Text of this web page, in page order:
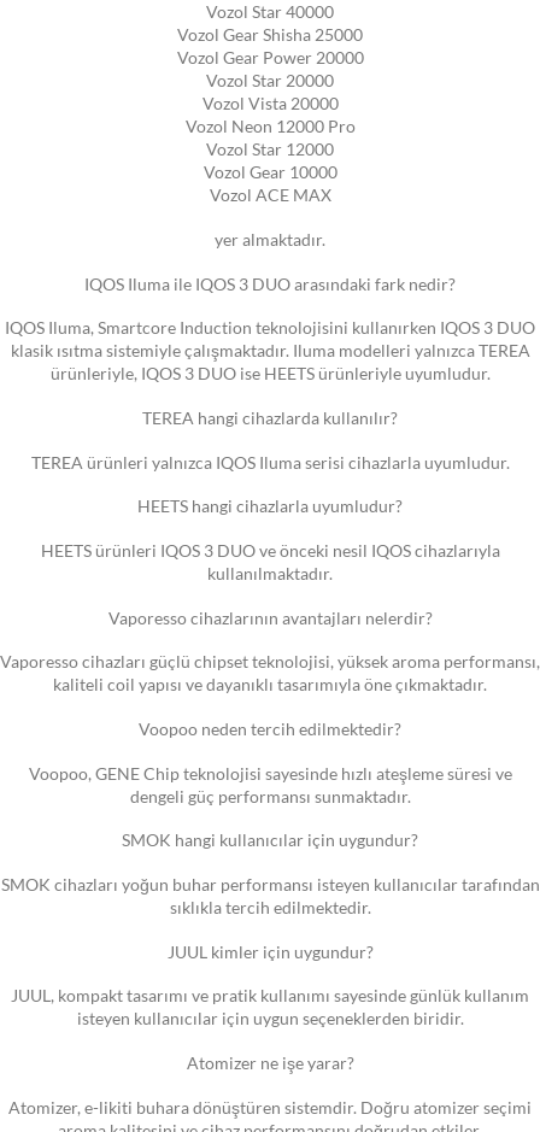
Vozol Star 40000
Vozol Gear Shisha 25000
Vozol Gear Power 20000
Vozol Star 20000
Vozol Vista 20000
Vozol Neon 12000 Pro
Vozol Star 12000
Vozol Gear 10000
Vozol ACE MAX
yer almaktadır.
IQOS Iluma ile IQOS 3 DUO arasındaki fark nedir?
IQOS Iluma, Smartcore Induction teknolojisini kullanırken IQOS 3 DUO
klasik ısıtma sistemiyle çalışmaktadır. Iluma modelleri yalnızca TEREA
ürünleriyle, IQOS 3 DUO ise HEETS ürünleriyle uyumludur.
TEREA hangi cihazlarda kullanılır?
TEREA ürünleri yalnızca IQOS Iluma serisi cihazlarla uyumludur.
HEETS hangi cihazlarla uyumludur?
HEETS ürünleri IQOS 3 DUO ve önceki nesil IQOS cihazlarıyla
kullanılmaktadır.
Vaporesso cihazlarının avantajları nelerdir?
Vaporesso cihazları güçlü chipset teknolojisi, yüksek aroma performansı,
kaliteli coil yapısı ve dayanıklı tasarımıyla öne çıkmaktadır.
Voopoo neden tercih edilmektedir?
Voopoo, GENE Chip teknolojisi sayesinde hızlı ateşleme süresi ve
dengeli güç performansı sunmaktadır.
SMOK hangi kullanıcılar için uygundur?
SMOK cihazları yoğun buhar performansı isteyen kullanıcılar tarafından
sıklıkla tercih edilmektedir.
JUUL kimler için uygundur?
JUUL, kompakt tasarımı ve pratik kullanımı sayesinde günlük kullanım
isteyen kullanıcılar için uygun seçeneklerden biridir.
Atomizer ne işe yarar?
Atomizer, e-likiti buhara dönüştüren sistemdir. Doğru atomizer seçimi